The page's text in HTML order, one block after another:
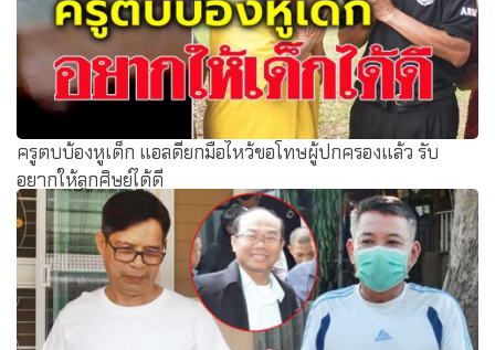
ครูตบบ้องหูเด็ก แอลดียกมือไหว้ขอโทษผู้ปกครองแล้ว รับ
อยากให้ลูกศิษย์ได้ดี